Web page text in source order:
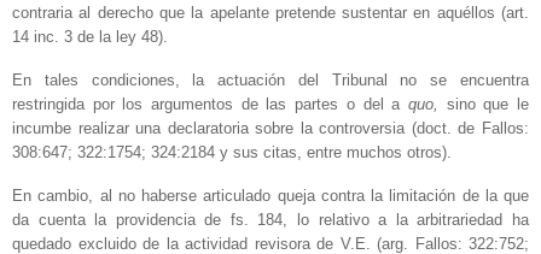
contraria al derecho que la apelante pretende sustentar en aquéllos (art.
14 inc. 3 de la ley 48).
En tales condiciones, la actuación del Tribunal no se encuentra
restringida por los argumentos de las partes o del a quo, sino que le
incumbe realizar una declaratoria sobre la controversia (doct. de Fallos:
308:647; 322:1754; 324:2184 y sus citas, entre muchos otros).
En cambio, al no haberse articulado queja contra la limitación de la que
da cuenta la providencia de fs. 184, lo relativo a la arbitrariedad ha
quedado excluido de la actividad revisora de V.E. (arg. Fallos: 322:752;